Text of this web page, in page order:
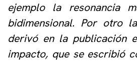
ejemplo la resonancia
bidimensional. Por otro
derivó en la publicación
impacto, que se escribió